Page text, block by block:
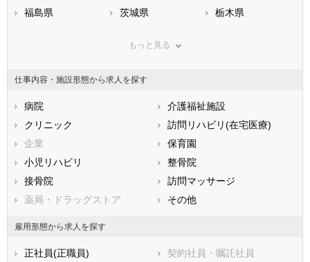
福島県
茨城県
栃木県
神奈川県
石川県
福井県
静岡県
三重県
滋賀県
大阪府
兵庫県
鳥取県
広島県
徳島県
香川県
愛媛県
鹿児島県
もっと見る
仕事内容・施設形態から求人を探す
病院
介護福祉施設
クリニック
訪問リハビリ(在宅医療)
企業
保育園
小児リハビリ
整骨院
接骨院
訪問マッサージ
薬局・ドラッグストア
その他
雇用形態から求人を探す
正社員(正職員)
契約社員・嘱託社員